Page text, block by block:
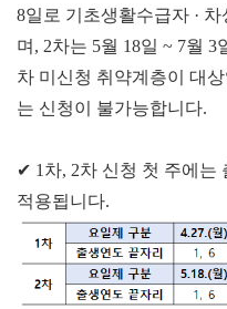
8일로 기초생활수급자 · 차
며, 2차는 5월 18일 ~ 7월 3
차 미신청 취약계층이 대
는 신청이 불가능합니다.
✔ 1차, 2차 신청 첫 주에는
적용됩니다.